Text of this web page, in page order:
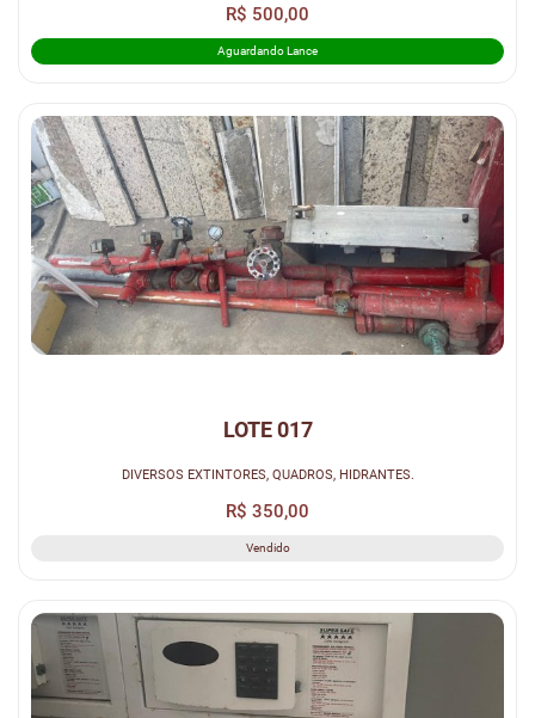
R$ 500,00
Aguardando Lance
LOTE 017
DIVERSOS EXTINTORES, QUADROS, HIDRANTES.
R$ 350,00
Vendido